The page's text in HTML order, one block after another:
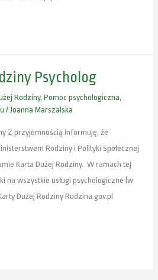
Psycholog
Rodziny,Pomoc psychologiczna,
/ Joanna Marszalska
Z przyjemnością informuję, że
Rodziny i Polityki Społecznej
Karta Dużej Rodziny. W ramach tej
na wszystkie usługi psychologiczne (w
Dużej Rodziny Rodzina.gov.pl